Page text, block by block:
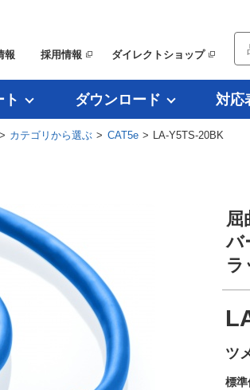
報 採用情報 ダイレクトショップ
ト ダウンロード 対応
> カテゴリから選ぶ> CAT5e> LA-Y5TS-20BK
屈
バ
ラ
ツ
標準